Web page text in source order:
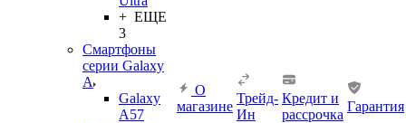
+ ЕЩЕ
3
Смартфоны
серии Galaxy
A
Galaxy
A57
О
магазине
Трейд-
Ин
Кредит и
рассрочка
Гарантия